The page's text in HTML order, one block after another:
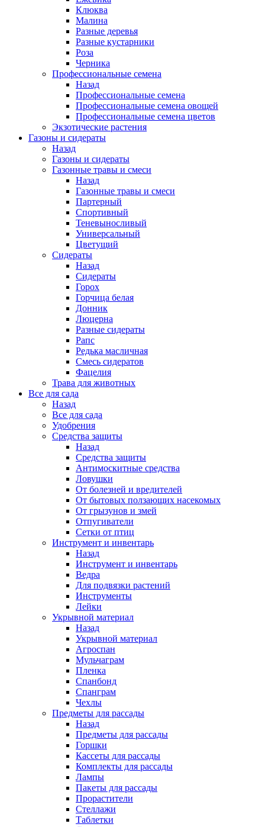
Клюква
Малина
Разные деревья
Разные кустарники
Роза
Черника
Профессиональные семена
Назад
Профессиональные семена
Профессиональные семена овощей
Профессиональные семена цветов
Экзотические растения
Газоны и сидераты
Назад
Газоны и сидераты
Газонные травы и смеси
Назад
Газонные травы и смеси
Партерный
Спортивный
Теневыносливый
Универсальный
Цветущий
Сидераты
Назад
Сидераты
Горох
Горчица белая
Донник
Люцерна
Разные сидераты
Рапс
Редька масличная
Смесь сидератов
Фацелия
Трава для животных
Все для сада
Назад
Все для сада
Удобрения
Средства защиты
Назад
Средства защиты
Антимоскитные средства
Ловушки
От болезней и вредителей
От бытовых ползающих насекомых
От грызунов и змей
Отпугиватели
Сетки от птиц
Инструмент и инвентарь
Назад
Инструмент и инвентарь
Ведра
Для подвязки растений
Инструменты
Лейки
Укрывной материал
Назад
Укрывной материал
Агроспан
Мульчаграм
Пленка
Спанбонд
Спанграм
Чехлы
Предметы для рассады
Назад
Предметы для рассады
Горшки
Кассеты для рассады
Комплекты для рассады
Лампы
Пакеты для рассады
Прорастители
Стеллажи
Таблетки